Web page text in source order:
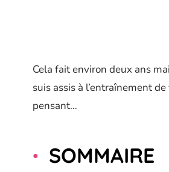
Cela fait environ deux ans
suis assis à l’entraînement
pensant…
SOMMAIRE